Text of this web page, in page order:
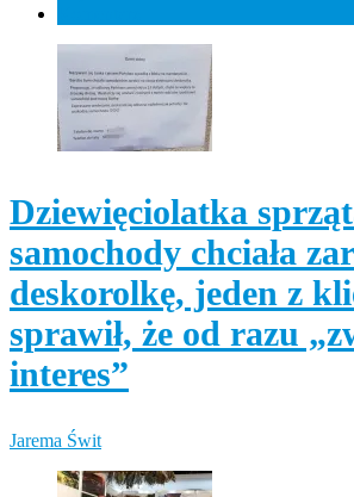
Dziewięciolatka
samochody chciała
deskorolkę, jeden z
sprawił, że od razu
interes”
Jarema Świt